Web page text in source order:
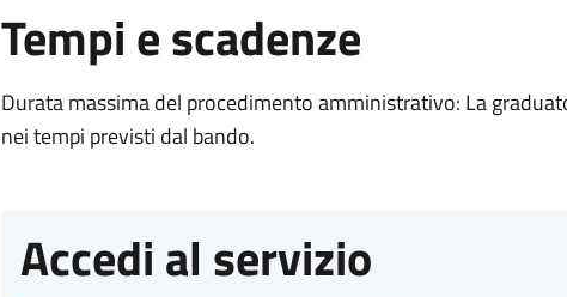
Tempi e scadenze
Durata massima del procedimento amministrativo: La
nei tempi previsti dal bando.
Accedi al servizio